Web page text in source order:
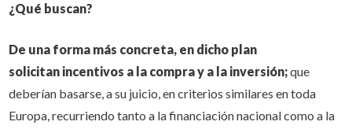
¿Qué buscan?
De una forma más concreta, en dicho plan
solicitan incentivos a la compra y a la inversión;que
deberían basarse, a su juicio, en criterios similares en toda
Europa, recurriendo tanto a la financiación nacional como a la